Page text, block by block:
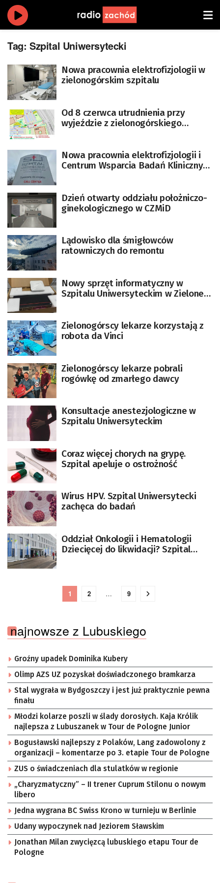
Tag: Szpital Uniwersytecki
Nowa pracownia elektrofizjologii w
zielonogórskim szpitalu
Od 8 czerwca utrudnienia przy
wyjeździe z zielonogórskiego
Nowa pracownia elektrofizjologii i
Centrum Wsparcia Badań Klinicznych
Dzień otwarty oddziału położniczo-
ginekologicznego w CZMiD
Lądowisko dla śmigłowców
ratowniczych do remontu
Nowy sprzęt informatyczny w
Szpitalu Uniwersyteckim w Zielonej
Zielonogórscy lekarze korzystają z
robota da Vinci
Zielonogórscy lekarze pobrali
rogówkę od zmarłego dawcy
Konsultacje anestezjologiczne w
Szpitalu Uniwersyteckim
Coraz więcej chorych na grypę.
Szpital apeluje o ostrożność
Wirus HPV. Szpital Uniwersytecki
zachęca do badań
Oddział Onkologii i Hematologii
Dziecięcej do likwidacji? Szpital
1 2 … 9
najnowsze z Lubuskiego
Groźny upadek Dominika Kubery
Olimp AZS UZ pozyskał doświadczonego bramkarza
Stal wygrała w Bydgoszczy i jest już praktycznie pewna
finału
Młodzi kolarze poszli w ślady dorosłych. Kaja Królik
najlepsza z Lubuszanek w Tour de Pologne Junior
Bogusławski najlepszy z Polaków, Lang zadowolony z
organizacji – komentarze po 3. etapie Tour de Pologne
ZUS o świadczeniach dla stulatków w regionie
„Charyzmatyczny” – II trener Cuprum Stilonu o nowym
libero
Jedna wygrana BC Swiss Krono w turnieju w Berlinie
Udany wypoczynek nad Jeziorem Sławskim
Jonathan Milan zwycięzcą lubuskiego etapu Tour de
Pologne